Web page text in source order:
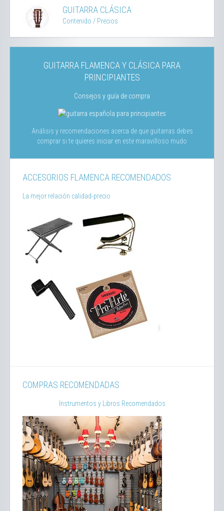
GUITARRA CLÁSICA
Contenido / Precios
GUITARRA FLAMENCA Y CLÁSICA PARA
PRINCIPIANTES
Consejos y guía de compra
Análisis y recomendaciones acerca de que guitarras debes
comprar si te quieres iniciar en este maravilloso mudo
ACCESORIOS FLAMENCA RECOMENDADOS
La mejor relación calidad-precio
COMPRAS RECOMENDADAS
Instrumentos y Libros Recomendados